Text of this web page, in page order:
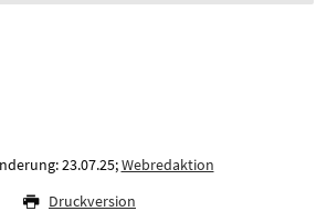
23.07.25;Webredaktion
Druckversion